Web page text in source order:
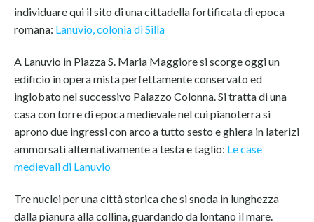
individuare qui il sito di una cittadella fortificata di epoca
romana: Lanuvio, colonia di Silla
A Lanuvio in Piazza S. Maria Maggiore si scorge oggi un
edificio in opera mista perfettamente conservato ed
inglobato nel successivo Palazzo Colonna. Si tratta di una
casa con torre di epoca medievale nel cui pianoterra si
aprono due ingressi con arco a tutto sesto e ghiera in laterizi
ammorsati alternativamente a testa e taglio: Le case
medievali di Lanuvio
Tre nuclei per una città storica che si snoda in lunghezza
dalla pianura alla collina, guardando da lontano il mare.